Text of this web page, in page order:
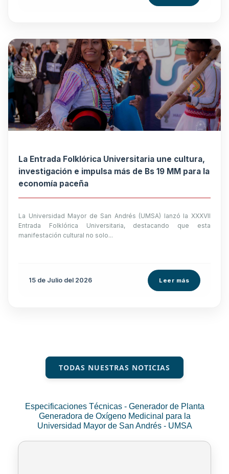
La Entrada Folklórica Universitaria une cultura,
investigación e impulsa más de Bs 19 MM para la
economía paceña
La Universidad Mayor de San Andrés (UMSA) lanzó la XXXVII
Entrada Folklórica Universitaria, destacando que esta
manifestación cultural no solo...
15 de Julio del 2026 Leer más
TODAS NUESTRAS NOTICIAS
Especificaciones Técnicas - Generador de Planta
Generadora de Oxígeno Medicinal para la
Universidad Mayor de San Andrés - UMSA